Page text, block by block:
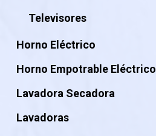
Televisores
Horno Eléctrico
Horno Empotrable Eléctrico
Lavadora Secadora
Lavadoras